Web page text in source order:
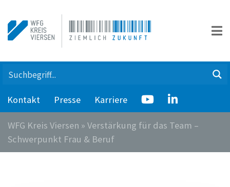
Kontakt Presse Karriere
WFG Kreis Viersen » Verstärkung für das Team –
Schwerpunkt Frau & Beruf